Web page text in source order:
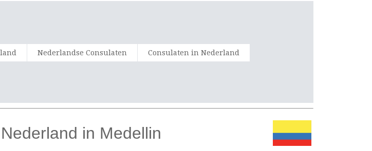
Nederlandse Consulaten Consulaten in Nederland
in Medellin